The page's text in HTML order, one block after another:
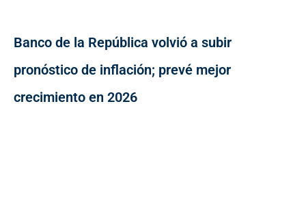
Banco de la República volvió a subir
pronóstico de inflación; prevé mejor
crecimiento en 2026